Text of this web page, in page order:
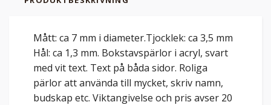
Mått: ca 7 mm i diameter.Tjocklek: ca 3,5 mm
Hål: ca 1,3 mm. Bokstavspärlor i acryl, svart
med vit text. Text på båda sidor. Roliga
pärlor att använda till mycket, skriv namn,
budskap etc. Viktangivelse och pris avser 20